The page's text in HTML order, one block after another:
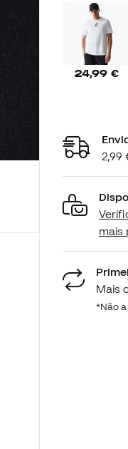
24,99 €
2,99
mais
Mais
*Não